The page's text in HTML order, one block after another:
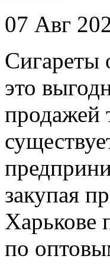
07 Авг
Сигaрeты
это
продажей
закупая
Харькове
по